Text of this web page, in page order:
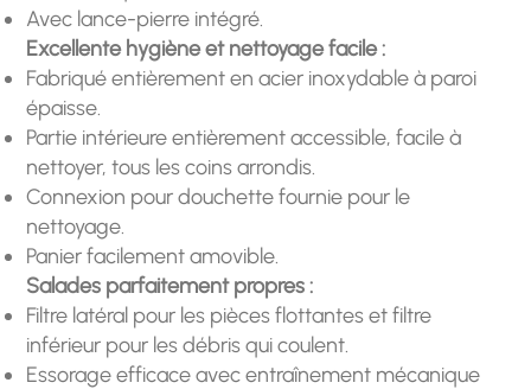
Avec lance-pierre intégré.
Excellente hygiène et nettoyage facile :
Fabriqué entièrement en acier inoxydable à paroi
épaisse.
Partie intérieure entièrement accessible, facile à
nettoyer, tous les coins arrondis.
Connexion pour douchette fournie pour le
nettoyage.
Panier facilement amovible.
Salades parfaitement propres :
Filtre latéral pour les pièces flottantes et filtre
inférieur pour les débris qui coulent.
Essorage efficace avec entraînement mécanique